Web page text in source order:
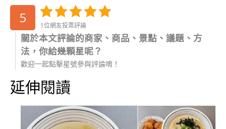
5 1位網友投票評論
關於本文評論的商家、商品、景點、議題、方
法，你給幾顆星呢？
歡迎一起點擊星號參與評論唷！
延伸閱讀